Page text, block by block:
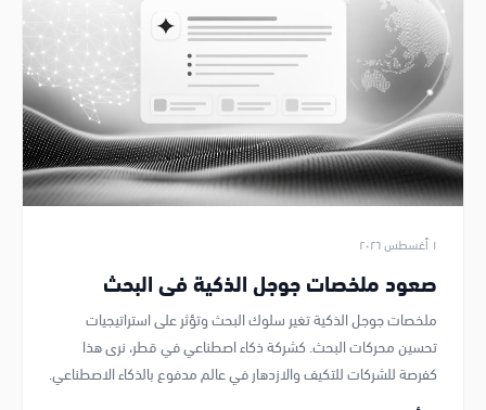
١ أغسطس ٢٠٢٦
صعود ملخصات جوجل الذكية في البحث
ملخصات جوجل الذكية تغير سلوك البحث وتؤثر على استراتيجيات
تحسين محركات البحث. كشركة ذكاء اصطناعي في قطر، نرى هذا
كفرصة للشركات للتكيف والازدهار في عالم مدفوع بالذكاء الاصطناعي.